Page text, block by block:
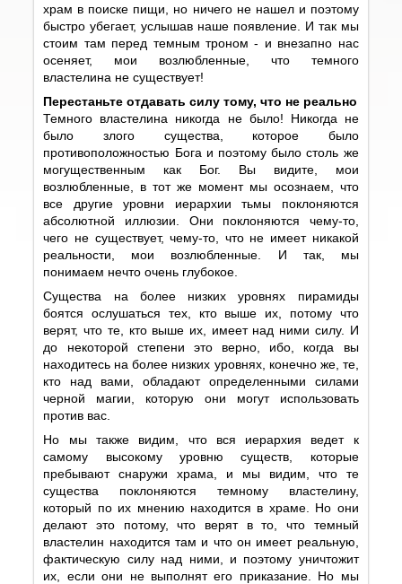
храм в поиске пищи, но ничего не нашел и поэтому
быстро убегает, услышав наше появление. И так мы
стоим там перед темным троном - и внезапно нас
осеняет, мои возлюбленные, что темного
властелина не существует!
Перестаньте отдавать силу тому, что не реально
Темного властелина никогда не было! Никогда не
было злого существа, которое было
противоположностью Бога и поэтому было столь же
могущественным как Бог. Вы видите, мои
возлюбленные, в тот же момент мы осознаем, что
все другие уровни иерархии тьмы поклоняются
абсолютной иллюзии. Они поклоняются чему-то,
чего не существует, чему-то, что не имеет никакой
реальности, мои возлюбленные. И так, мы
понимаем нечто очень глубокое.
Существа на более низких уровнях пирамиды
боятся ослушаться тех, кто выше их, потому что
верят, что те, кто выше их, имеет над ними силу. И
до некоторой степени это верно, ибо, когда вы
находитесь на более низких уровнях, конечно же, те,
кто над вами, обладают определенными силами
черной магии, которую они могут использовать
против вас.
Но мы также видим, что вся иерархия ведет к
самому высокому уровню существ, которые
пребывают снаружи храма, и мы видим, что те
существа поклоняются темному властелину,
который по их мнению находится в храме. Но они
делают это потому, что верят в то, что темный
властелин находится там и что он имеет реальную,
фактическую силу над ними, и поэтому уничтожит
их, если они не выполнят его приказание. Но мы